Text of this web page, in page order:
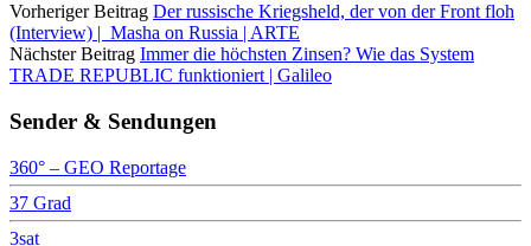
Vorheriger Beitrag Der russische Kriegsheld, der von der Front floh
(Interview) | Masha on Russia | ARTE
Nächster Beitrag Immer die höchsten Zinsen? Wie das System
TRADE REPUBLIC funktioniert | Galileo
Sender & Sendungen
360° – GEO Reportage
37 Grad
3sat